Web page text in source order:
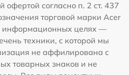
офертой согласно п. 2 ст. 437
торговой марки Acer
информационных целях —
техники, с которой мы
не аффилирована с
товарных знаков и не